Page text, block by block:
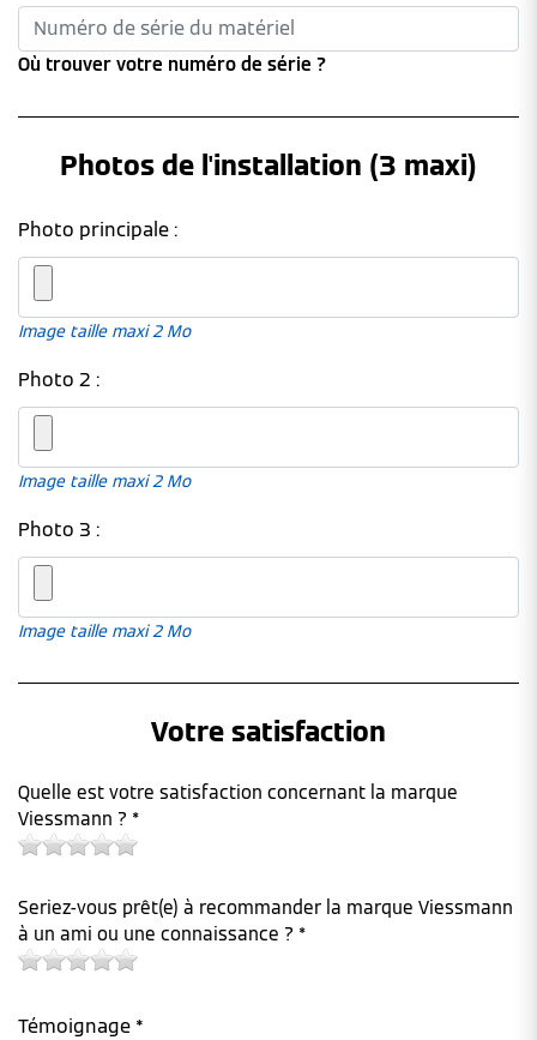
Où trouver votre numéro de série ?
Photos de l'installation (3 maxi)
Photo principale :
Image taille maxi 2 Mo
Photo 2 :
Image taille maxi 2 Mo
Photo 3 :
Image taille maxi 2 Mo
Votre satisfaction
Quelle est votre satisfaction concernant la marque
Viessmann ? *
Seriez-vous prêt(e) à recommander la marque Viessmann
à un ami ou une connaissance ? *
Témoignage *